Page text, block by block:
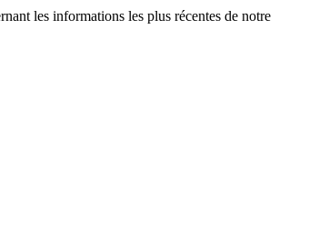
les informations les plus récentes de notre